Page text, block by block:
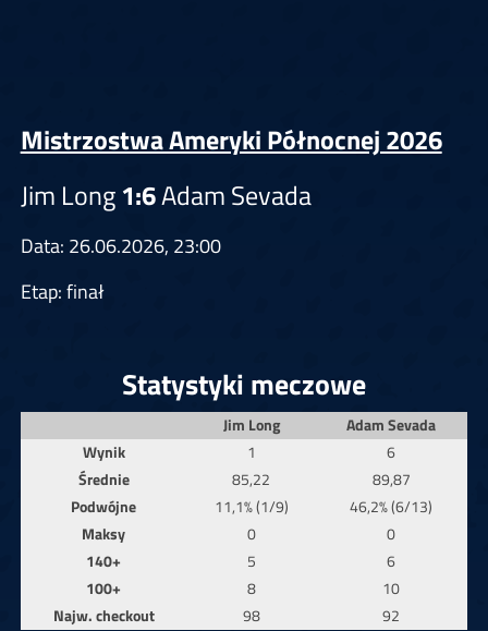
Mistrzostwa Ameryki Północnej 2026
Jim Long1:6Adam Sevada
Data: 26.06.2026, 23:00
Etap: finał
Statystyki meczowe
Jim Long
Adam Sevada
Wynik
1
6
Średnie
85,22
89,87
Podwójne
11,1% (1/9)
46,2% (6/13)
Maksy
0
0
140+
5
6
100+
8
10
Najw. checkout
98 92